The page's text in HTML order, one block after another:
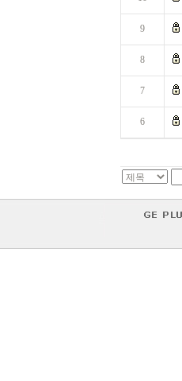
9
8
7
6